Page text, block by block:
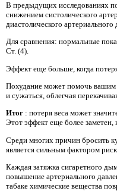
В предыдущих исследованиях
снижением систолического
диастолического
Для сравнения: нормальные
Ст. (4).
Эффект еще больше, когда
Похудание может помочь
и сужаться, облегчая
Итог : потеря веса может
Этот эффект еще более заметен,
Среди многих причин бросить
является сильным фактором
Каждая затяжка сигаретного
повышение артериального
табаке химические вещества